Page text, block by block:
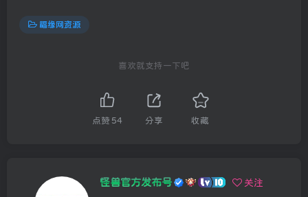
福缘网资源
喜欢就支持一下吧
点赞 54 分享 收藏
怪兽官方发布号 关注